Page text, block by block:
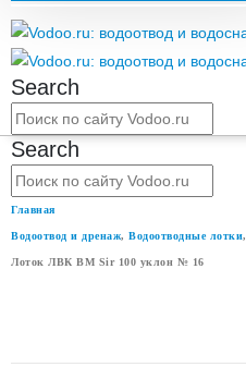
Search
Search
Главная
Водоотвод и дренаж, Водоотводные лотки,
Лоток ЛВК ВМ Sir 100 уклон № 16